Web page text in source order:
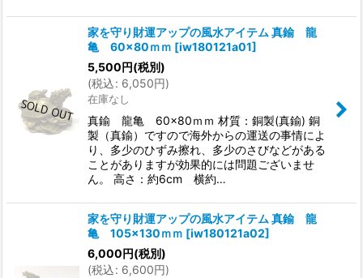
家を守り財運アップの風水アイテム 真鍮 龍
亀 60×80ｍｍ [iw180121a01]
5,500円(税別)
(税込: 6,050円)
在庫なし
真鍮 龍亀 60×80ｍｍ 材質：銅製(真鍮) 銅
製（真鍮）ですので海外からの運送の事情によ
り、多少のひずみ擦れ、多少のさびなどがある
ことがありますが効果的には問題ございませ
ん。 高さ：約6cm 横約…
家を守り財運アップの風水アイテム 真鍮 龍
亀 105×130ｍｍ [iw180121a02]
6,000円(税別)
(税込: 6,600円)